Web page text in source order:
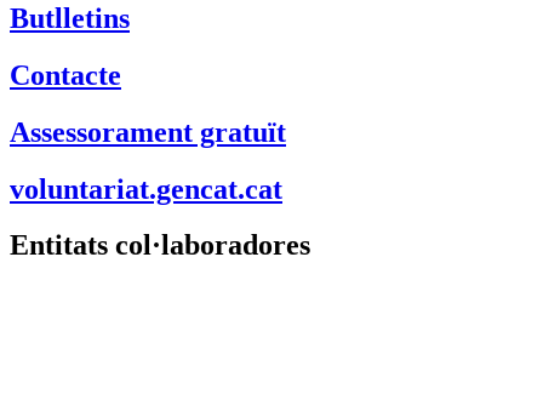
Butlletins
Contacte
Assessorament gratuït
voluntariat.gencat.cat
Entitats col·laboradores